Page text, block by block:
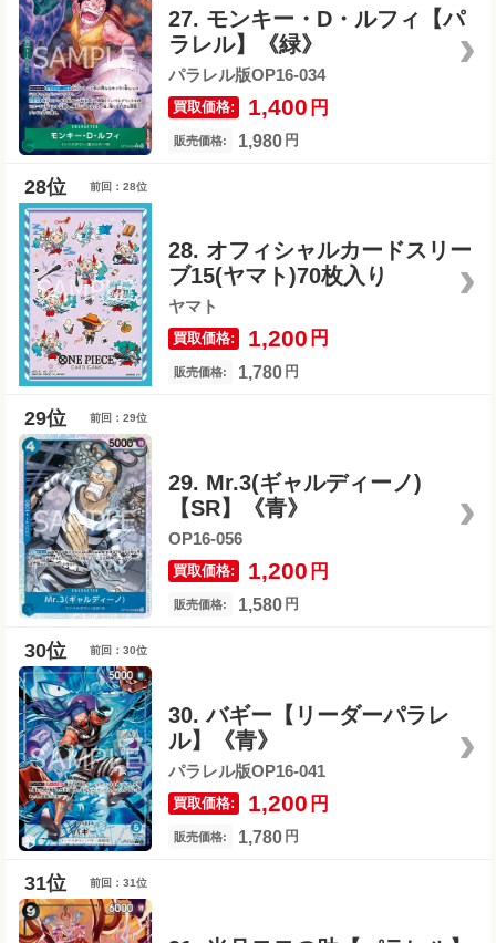
27. モンキー・D・ルフィ【パ
ラレル】《緑》
パラレル版OP16-034
買取価格: 1,400 円
販売価格: 1,980 円
前回：28位
28. オフィシャルカードスリー
ブ15(ヤマト)70枚入り
ヤマト
買取価格: 1,200 円
販売価格: 1,780 円
前回：29位
29. Mr.3(ギャルディーノ)
【SR】《青》
OP16-056
買取価格: 1,200 円
販売価格: 1,580 円
前回：30位
30. バギー【リーダーパラレ
ル】《青》
パラレル版OP16-041
買取価格: 1,200 円
販売価格: 1,780 円
前回：31位